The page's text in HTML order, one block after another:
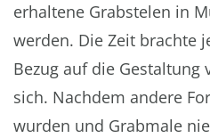
erhaltene Grabstelen in
werden. Die Zeit brachte
Bezug auf die
sich. Nachdem andere
wurden und Grabmale